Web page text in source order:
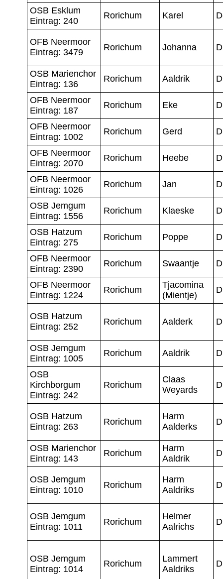
OSB Esklum
Eintrag: 240
Rorichum Karel
OFB Neermoor
Eintrag: 3479
Rorichum Johanna
OSB Marienchor
Eintrag: 136
Rorichum Aaldrik
OFB Neermoor
Eintrag: 187
Rorichum Eke
OFB Neermoor
Eintrag: 1002
Rorichum Gerd
OFB Neermoor
Eintrag: 2070
Rorichum Heebe
OFB Neermoor
Eintrag: 1026
Rorichum Jan
OSB Jemgum
Eintrag: 1556
Rorichum Klaeske
OSB Hatzum
Eintrag: 275
Rorichum Poppe
OFB Neermoor
Eintrag: 2390
Rorichum Swaantje
OFB Neermoor
Eintrag: 1224
Rorichum
Tjacomina
(Mientje)
OSB Hatzum
Eintrag: 252
Rorichum Aalderk
OSB Jemgum
Eintrag: 1005
Rorichum Aaldrik
OSB
Kirchborgum
Eintrag: 242
Rorichum
Claas
Weyards
OSB Hatzum
Eintrag: 263
Rorichum
Harm
Aalderks
OSB Marienchor
Eintrag: 143
Rorichum
Harm
Aaldrik
OSB Jemgum
Eintrag: 1010
Rorichum
Harm
Aaldriks
OSB Jemgum
Eintrag: 1011
Rorichum
Helmer
Aalrichs
OSB Jemgum
Eintrag: 1014
Rorichum
Lammert
Aaldriks